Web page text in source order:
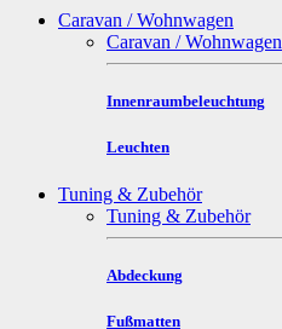
Caravan / Wohnwagen
Caravan / Wohnwagen
Innenraumbeleuchtung
Leuchten
Tuning & Zubehör
Tuning & Zubehör
Abdeckung
Fußmatten